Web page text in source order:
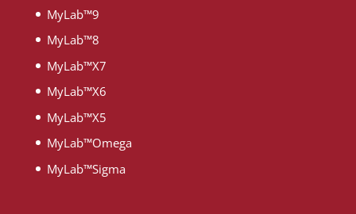
MyLab™9
MyLab™8
MyLab™X7
MyLab™X6
MyLab™X5
MyLab™Omega
MyLab™Sigma